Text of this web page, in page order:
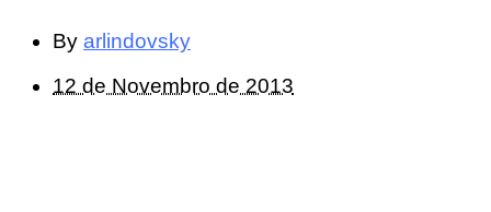
By arlindovsky
12 de Novembro de 2013